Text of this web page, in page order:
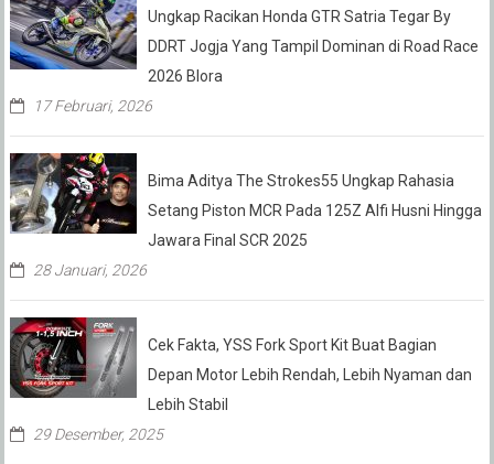
Ungkap Racikan Honda GTR Satria Tegar By
DDRT Jogja Yang Tampil Dominan di Road Race
2026 Blora
17 Februari, 2026
Bima Aditya The Strokes55 Ungkap Rahasia
Setang Piston MCR Pada 125Z Alfi Husni Hingga
Jawara Final SCR 2025
28 Januari, 2026
Cek Fakta, YSS Fork Sport Kit Buat Bagian
Depan Motor Lebih Rendah, Lebih Nyaman dan
Lebih Stabil
29 Desember, 2025